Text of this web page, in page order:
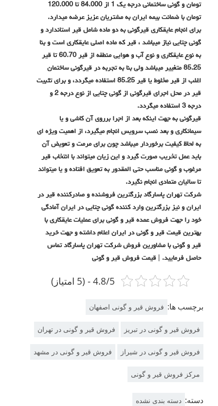
تومان و گونی ساختمانی درجه یک 1 از 84.000 تا 120.000
تومان با ضمانت بیمه ایران به مشتریان عزیز عرضه میدارد.
برای انجام عایقکاری قیرگونی به دو ماده شامل قیر استاندارد و
گونی چتایی نیاز میباشد ، قیر که ماده اصلی عایقکاری است و بنا
به نوع عایقکاری و نوع آب و هوایی منطقه از قیر 60.70 تا قیر
85.25 متغییر میباشد ولی بنا به تجربه در قیرگونی ساختمان
اغلب از قیر مخلوط یا قیر 85.25 استفاده میگردد، و برای تثبیت
قیر در محل اجرای قیرگونی از گونی چتایی از نوع درجه 2 و
درجه 3 استفاده میگردد.
قیرگونی به جهت اینکه بعد از اجرا برروی آن کاشی و یا
سیمانکاری و بعد نصب سرویس انجام میگیرد، از اهمیت ویژه ای
به لحاظ کیفیت برخوردار میباشد چون برای مرمت و تعویض آن
باید عمل تخریب صورت گیرد و این زیان میتواند با انتخاب قیر
مرغوب و گونی مناسب حتی المقدور به تعویق افتاده و یا میتواند
تا سالیان متمادی انجام نگیرد.
شرکت تهران پاسارگاد بزرگترین فروشنده و صادرکننده قیر در
ایران و نیز بزرگترین وارد کننده گونی چتایی در ایران آمادگی
خود را جهت فروش عمده قیر و گونی برای عملیات عایقکاری با
بهترین قیمت قیر و گونی در ایران اعلام داشته و جهت خرید
قیر و گونی با مشاورین فروش شرکت تهران پاسارگاد تماس
حاصل فرمایید. | قیمت فروش قیر و گونی
4.8/5 - (5 امتیاز)
برچسب ها: فروش قیر و گونی اصفهان
فروش قیر و گونی در تبریز فروش قیر و گونی در تهران
فروش قیر و گونی در شیراز فروش قیر و گونی در مشهد
مرکز فروش قیر و گونی
دسته: دسته بندی نشده